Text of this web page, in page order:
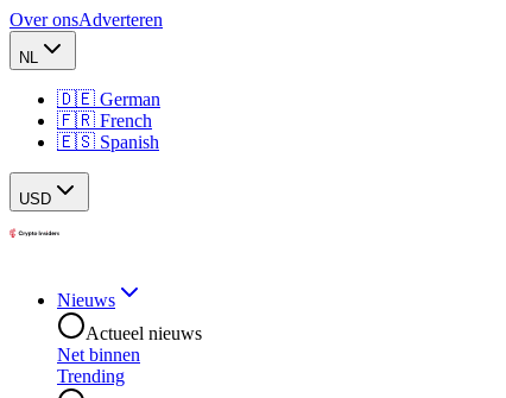
Over onsAdverteren
NL
🇩🇪 German
🇫🇷 French
🇪🇸 Spanish
USD
Nieuws
Actueel nieuws
Net binnen
Trending